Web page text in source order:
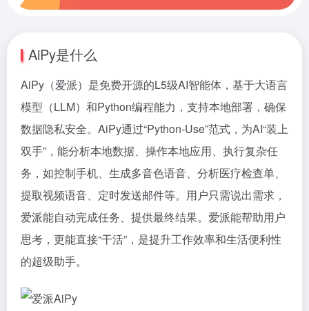
AiPy是什么
AiPy（爱派）是免费开源的L5级AI智能体，基于大语言
模型（LLM）和Python编程能力，支持本地部署，确保
数据隐私安全。AiPy通过“Python-Use”范式，为AI“装上
双手”，能分析本地数据、操作本地应用、执行复杂任
务，如控制手机、生成多音色语音、分析医疗检查单、
提取视频语音、定时发送邮件等。用户只需说出需求，
爱派能自动完成任务、提供最终结果。爱派能帮助用户
思考，更能直接“干活”，是提升工作效率和生活便利性
的超级助手。